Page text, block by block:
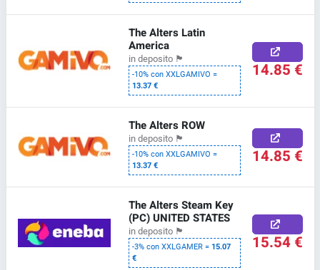
The Alters Latin
America
in deposito 🏴
-10% con XXLGAMIVO =
13.37 €
14.85 €
The Alters ROW
in deposito 🏴
-10% con XXLGAMIVO =
13.37 €
14.85 €
The Alters Steam Key
(PC) UNITED STATES
in deposito 🏴
-3% con XXLGAMER =15.07
€
15.54 €